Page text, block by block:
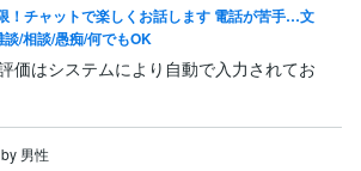
！チャットで楽しくお話します 電話が苦手…文
/相談/愚痴/何でもOK
価はシステムにより自動で入力されてお
by 男性